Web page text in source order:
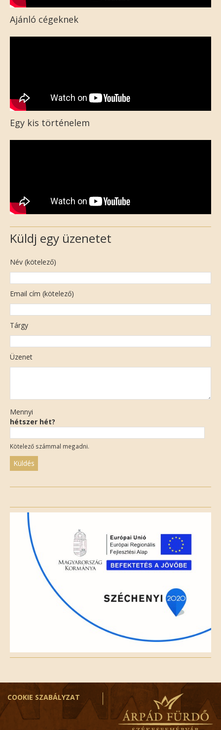
Ajánló cégeknek
Egy kis történelem
Küldj egy üzenetet
Név (kötelező)
Email cím (kötelező)
Tárgy
Üzenet
Mennyi
hétszer hét?
Kötelező számmal megadni.
field
empty.
COOKIE SZABÁLYZAT